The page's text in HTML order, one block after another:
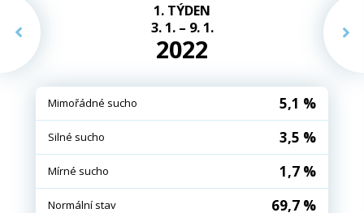
1. TÝDEN
3. 1. – 9. 1.
2022
Mimořádné sucho 5,1 %
Silné sucho 3,5 %
Mírné sucho 1,7 %
Normální stav 69,7 %